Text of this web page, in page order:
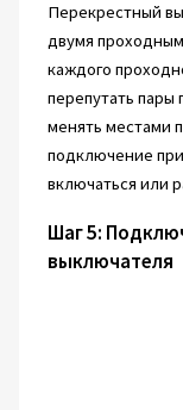
Перекрестный
двумя
каждого
перепутать
менять местами
подключение
включаться или
Шаг 5:
выключателя